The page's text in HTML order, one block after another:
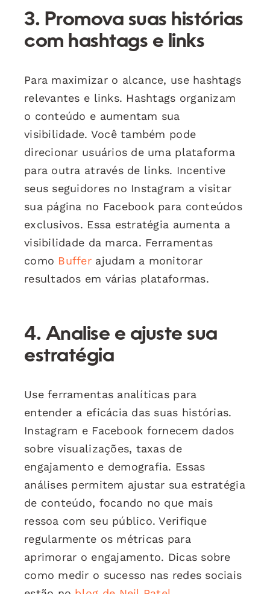
3. Promova suas histórias
com hashtags e links
Para maximizar o alcance, use hashtags
relevantes e links. Hashtags organizam
o conteúdo e aumentam sua
visibilidade. Você também pode
direcionar usuários de uma plataforma
para outra através de links. Incentive
seus seguidores no Instagram a visitar
sua página no Facebook para conteúdos
exclusivos. Essa estratégia aumenta a
visibilidade da marca. Ferramentas
como Bufferajudam a monitorar
resultados em várias plataformas.
4. Analise e ajuste sua
estratégia
Use ferramentas analíticas para
entender a eficácia das suas histórias.
Instagram e Facebook fornecem dados
sobre visualizações, taxas de
engajamento e demografia. Essas
análises permitem ajustar sua estratégia
de conteúdo, focando no que mais
ressoa com seu público. Verifique
regularmente os métricas para
aprimorar o engajamento. Dicas sobre
como medir o sucesso nas redes sociais